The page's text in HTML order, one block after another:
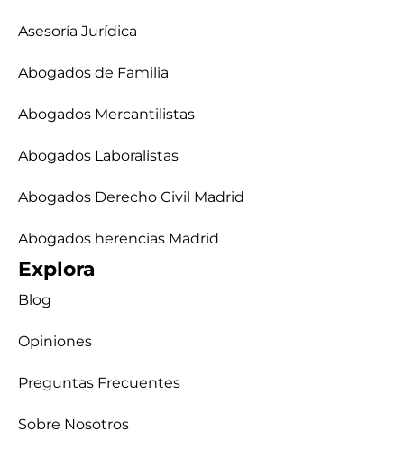
Asesoría Jurídica
Abogados de Familia
Abogados Mercantilistas
Abogados Laboralistas
Abogados Derecho Civil Madrid
Abogados herencias Madrid
Explora
Blog
Opiniones
Preguntas Frecuentes
Sobre Nosotros